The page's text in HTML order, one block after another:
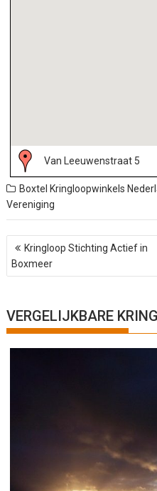
Van Leeuwenstraat 5
Boxtel Kringloopwinkels
Vereniging
e
r
h
t
Kringloop Stichting Actief in
Boxmeer
VERGELIJKBARE